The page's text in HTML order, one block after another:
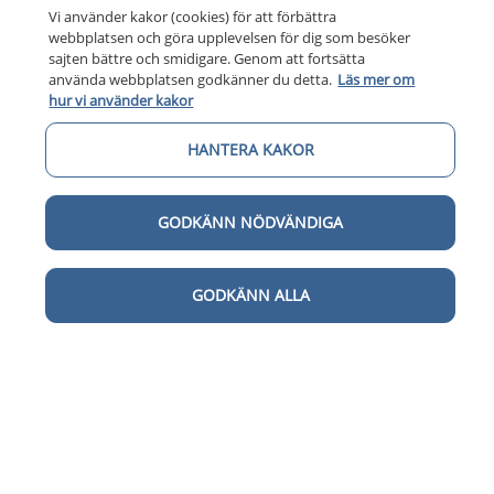
Vi använder kakor (cookies) för att förbättra
webbplatsen och göra upplevelsen för dig som besöker
sajten bättre och smidigare. Genom att fortsätta
använda webbplatsen godkänner du detta. Läs mer om
hur vi använder kakor
HANTERA KAKOR
GODKÄNN NÖDVÄNDIGA
GODKÄNN ALLA